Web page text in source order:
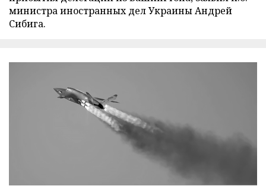
министра иностранных дел Украины Андрей
Сибига.